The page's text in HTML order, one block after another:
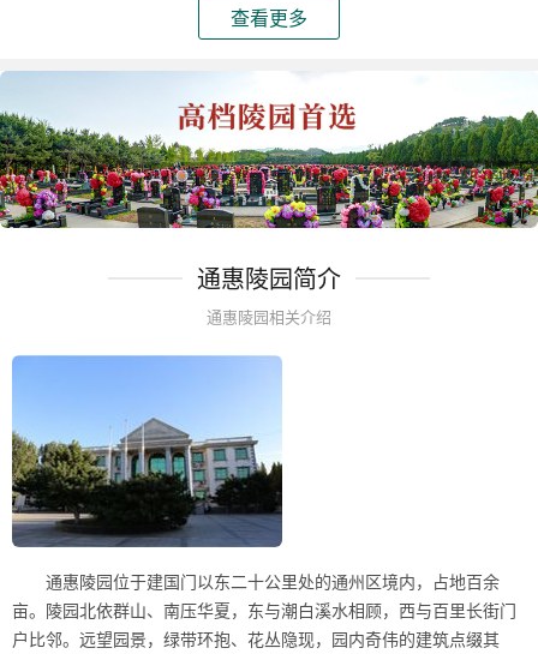
查看更多
通惠陵园简介
通惠陵园相关介绍
通惠陵园位于建国门以东二十公里处的通州区境内，占地百余
亩。陵园北依群山、南压华夏，东与潮白溪水相顾，西与百里长街门
户比邻。远望园景，绿带环抱、花丛隐现，园内奇伟的建筑点缀其